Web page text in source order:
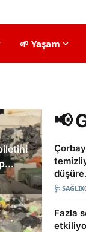
🌱 Yaşam
eksik
hangi
📢
🩺 SAĞLIK
Fazla